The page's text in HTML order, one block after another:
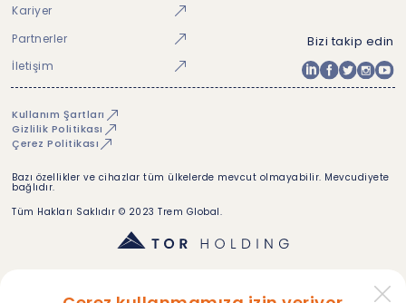
Kariyer
Partnerler
İletişim
Bizi takip edin
Kullanım Şartları
Gizlilik Politikası
Çerez Politikası
Bazı özellikler ve cihazlar tüm ülkelerde mevcut olmayabilir. Mevcudiyete
bağlıdır.
Tüm Hakları Saklıdır © 2023 Trem Global.